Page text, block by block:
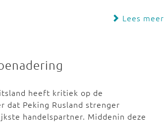
Lees meer
heeft kritiek op de
dat Peking Rusland strenger
handelspartner. Middenin deze